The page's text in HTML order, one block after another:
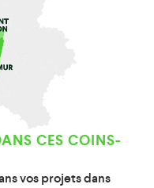
CES COINS-
vos projets dans